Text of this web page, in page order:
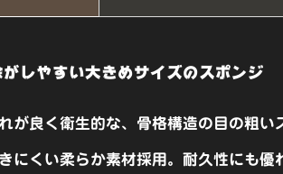
しやすい大きめサイズのスポンジ
が良く衛生的な、骨格構造の目の粗
にくい柔らか素材採用。耐久性にも